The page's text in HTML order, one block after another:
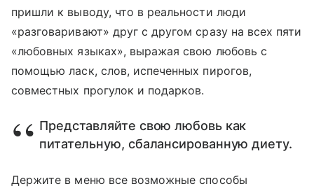
пришли к выводу, что в реальности люди
«разговаривают» друг с другом сразу на всех пяти
«любовных языках», выражая свою любовь с
помощью ласк, слов, испеченных пирогов,
совместных прогулок и подарков.
Представляйте свою любовь как
питательную, сбалансированную диету.
Держите в меню все возможные способы